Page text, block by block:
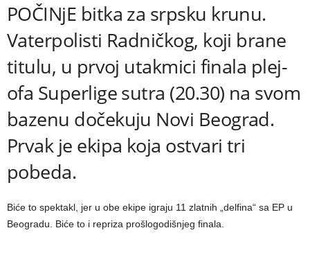
POČINjE bitka za srpsku krunu.
Vaterpolisti Radničkog, koji brane
titulu, u prvoj utakmici finala plej-
ofa Superlige sutra (20.30) na svom
bazenu dočekuju Novi Beograd.
Prvak je ekipa koja ostvari tri
pobeda.
Biće to spektakl, jer u obe ekipe igraju 11 zlatnih „delfina“ sa EP u
Beogradu. Biće to i repriza prošlogodišnjeg finala.